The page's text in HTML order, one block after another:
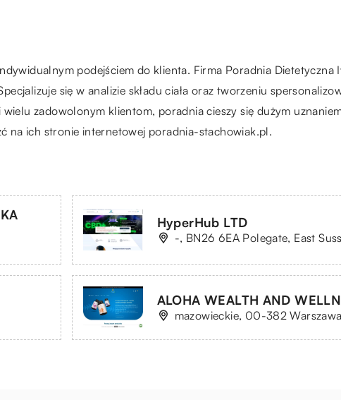
podejściem do klienta. Firma Poradnia Dietetyczna
się w analizie składu ciała oraz tworzeniu
zadowolonym klientom, poradnia cieszy się dużym
na ich stronie internetowej poradnia-stachowiak.pl.
HyperHub LTD
-, BN26 6EA Polegate, East
ALOHA WEALTH AND
mazowieckie, 00-382